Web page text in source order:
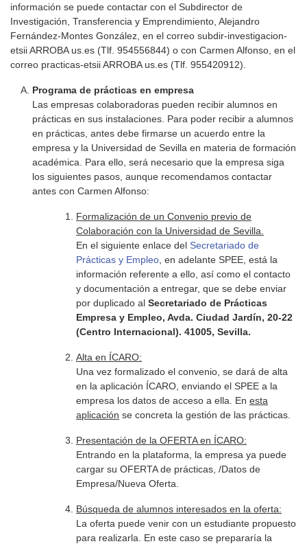
información se puede contactar con el Subdirector de
Investigación, Transferencia y Emprendimiento, Alejandro
Fernández-Montes González, en el correo subdir-investigacion-
etsiiARROBA us.es (Tlf. 954556844) o con Carmen Alfonso, en el
correo practicas-etsii ARROBA us.es (Tlf. 955420912).
Programa de prácticas en empresa
Las empresas colaboradoras pueden recibir alumnos en
prácticas en sus instalaciones. Para poder recibir a alumnos
en prácticas, antes debe firmarse un acuerdo entre la
empresa y la Universidad de Sevilla en materia de formación
académica. Para ello, será necesario que la empresa siga
los siguientes pasos, aunque recomendamos contactar
antes con Carmen Alfonso:
Formalización de un Convenio previo de
Colaboración con la Universidad de Sevilla.
En el siguiente enlace del Secretariado de
Prácticas y Empleo , en adelante SPEE, está la
información referente a ello, así como el contacto
y documentación a entregar, que se debe enviar
por duplicado al Secretariado de Prácticas
Empresa y Empleo, Avda. Ciudad Jardín, 20-22
(Centro Internacional). 41005, Sevilla.
Alta en ÍCARO:
Una vez formalizado el convenio, se dará de alta
en la aplicación ÍCARO, enviando el SPEE a la
empresa los datos de acceso a ella. En esta
aplicación se concreta la gestión de las prácticas.
Presentación de la OFERTA en ÍCARO:
Entrando en la plataforma, la empresa ya puede
cargar su OFERTA de prácticas, /Datos de
Empresa/Nueva Oferta.
Búsqueda de alumnos interesados en la oferta:
La oferta puede venir con un estudiante propuesto
para realizarla. En este caso se prepararía la